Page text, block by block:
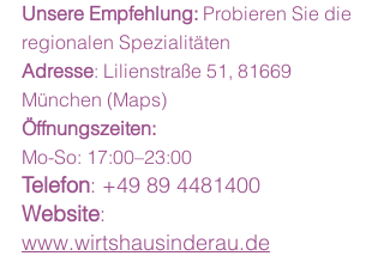
Unsere Empfehlung: Probieren Sie die
regionalen Spezialitäten
Adresse: Lilienstraße 51, 81669
München (Maps)
Öffnungszeiten:
Mo-So: 17:00–23:00
Telefon: +49 89 4481400
Website:
www.wirtshausinderau.de